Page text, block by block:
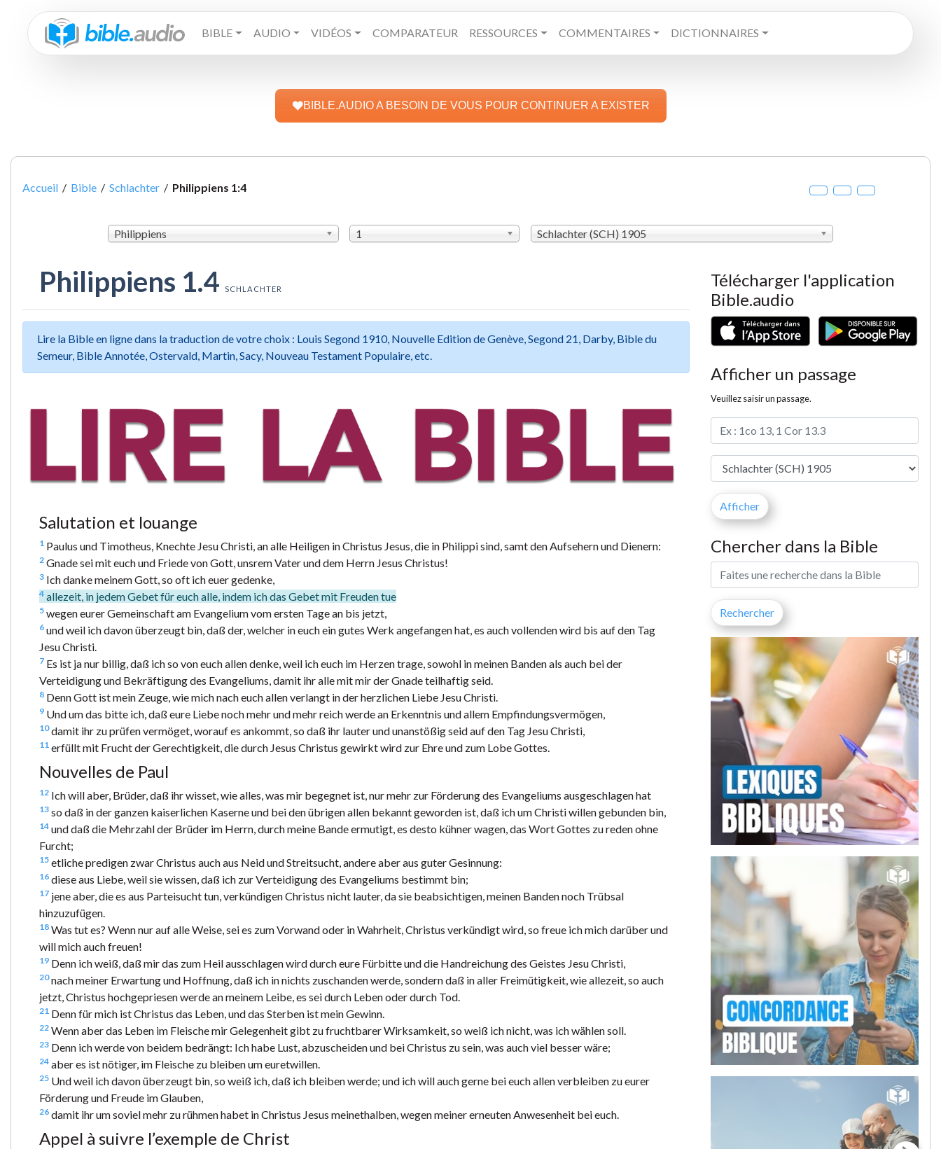
BIBLE AUDIO VIDÉOS COMPARATEUR RESSOURCES COMMENTAIRES DICTIONNAIRES
BIBLE.AUDIO A BESOIN DE VOUS POUR CONTINUER A EXISTER
Accueil / Bible / Schlachter / Philippiens 1:4
Philippiens 1 Schlachter (SCH) 1905
Philippiens 1.4 SCHLACHTER
Lire la Bible en ligne dans la traduction de votre choix : Louis Segond 1910, Nouvelle Edition de Genève, Segond 21, Darby, Bible du
Semeur, Bible Annotée, Ostervald, Martin, Sacy, Nouveau Testament Populaire, etc.
Salutation et louange
1 Paulus und Timotheus, Knechte Jesu Christi, an alle Heiligen in Christus Jesus, die in Philippi sind, samt den Aufsehern und Dienern:
2 Gnade sei mit euch und Friede von Gott, unsrem Vater und dem Herrn Jesus Christus!
3 Ich danke meinem Gott, so oft ich euer gedenke,
4 allezeit, in jedem Gebet für euch alle, indem ich das Gebet mit Freuden tue
5 wegen eurer Gemeinschaft am Evangelium vom ersten Tage an bis jetzt,
6 und weil ich davon überzeugt bin, daß der, welcher in euch ein gutes Werk angefangen hat, es auch vollenden wird bis auf den Tag
Jesu Christi.
7 Es ist ja nur billig, daß ich so von euch allen denke, weil ich euch im Herzen trage, sowohl in meinen Banden als auch bei der
Verteidigung und Bekräftigung des Evangeliums, damit ihr alle mit mir der Gnade teilhaftig seid.
8 Denn Gott ist mein Zeuge, wie mich nach euch allen verlangt in der herzlichen Liebe Jesu Christi.
9 Und um das bitte ich, daß eure Liebe noch mehr und mehr reich werde an Erkenntnis und allem Empfindungsvermögen,
10damit ihr zu prüfen vermöget, worauf es ankommt, so daß ihr lauter und unanstößig seid auf den Tag Jesu Christi,
11 erfüllt mit Frucht der Gerechtigkeit, die durch Jesus Christus gewirkt wird zur Ehre und zum Lobe Gottes.
Nouvelles de Paul
12 Ich will aber, Brüder, daß ihr wisset, wie alles, was mir begegnet ist, nur mehr zur Förderung des Evangeliums ausgeschlagen hat
13 so daß in der ganzen kaiserlichen Kaserne und bei den übrigen allen bekannt geworden ist, daß ich um Christi willen gebunden bin,
14 und daß die Mehrzahl der Brüder im Herrn, durch meine Bande ermutigt, es desto kühner wagen, das Wort Gottes zu reden ohne
Furcht;
15 etliche predigen zwar Christus auch aus Neid und Streitsucht, andere aber aus guter Gesinnung:
16 diese aus Liebe, weil sie wissen, daß ich zur Verteidigung des Evangeliums bestimmt bin;
17 jene aber, die es aus Parteisucht tun, verkündigen Christus nicht lauter, da sie beabsichtigen, meinen Banden noch Trübsal
hinzuzufügen.
18 Was tut es? Wenn nur auf alle Weise, sei es zum Vorwand oder in Wahrheit, Christus verkündigt wird, so freue ich mich darüber und
will mich auch freuen!
19 Denn ich weiß, daß mir das zum Heil ausschlagen wird durch eure Fürbitte und die Handreichung des Geistes Jesu Christi,
20nach meiner Erwartung und Hoffnung, daß ich in nichts zuschanden werde, sondern daß in aller Freimütigkeit, wie allezeit, so auch
jetzt, Christus hochgepriesen werde an meinem Leibe, es sei durch Leben oder durch Tod.
21 Denn für mich ist Christus das Leben, und das Sterben ist mein Gewinn.
22 Wenn aber das Leben im Fleische mir Gelegenheit gibt zu fruchtbarer Wirksamkeit, so weiß ich nicht, was ich wählen soll.
23 Denn ich werde von beidem bedrängt: Ich habe Lust, abzuscheiden und bei Christus zu sein, was auch viel besser wäre;
24 aber es ist nötiger, im Fleische zu bleiben um euretwillen.
25 Und weil ich davon überzeugt bin, so weiß ich, daß ich bleiben werde; und ich will auch gerne bei euch allen verbleiben zu eurer
Förderung und Freude im Glauben,
26 damit ihr um soviel mehr zu rühmen habet in Christus Jesus meinethalben, wegen meiner erneuten Anwesenheit bei euch.
Appel à suivre l’exemple de Christ
Télécharger l'application
Bible.audio
Afficher un passage
Veuillez saisir un passage.
Chercher dans la Bible